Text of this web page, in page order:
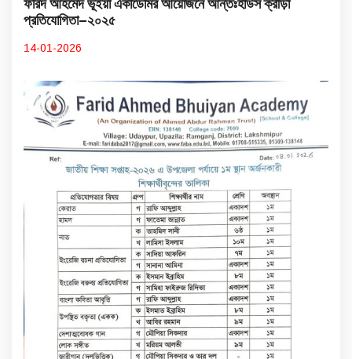
প্রতিযোগিতা–২০২৫
14-01-2026